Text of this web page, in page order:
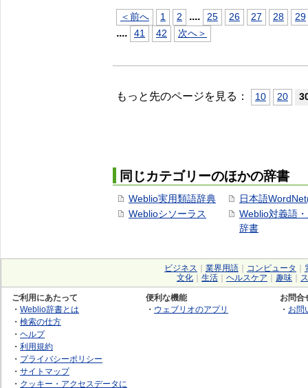
＜前へ 1 2 .... 25 26 27 28 29
.... 41 42 次へ＞
もっと先のページを見る： 10 20
同じカテゴリーのほかの辞書
Weblio実用類語辞典
Weblioシソーラス
日本語
Weblio対義語
辞書
ビジネス 業界用語 コンピュータ
文化
生活 ヘルスケア 趣味
ご利用にあたって
・ Weblio辞書とは
・ 検索の仕方
・ ヘルプ
・ 利用規約
・ プライバシーポリシー
・ サイトマップ
・ クッキー・アクセスデータに
便利な機能
・ ウェブリオのアプリ
お問合
・ お問